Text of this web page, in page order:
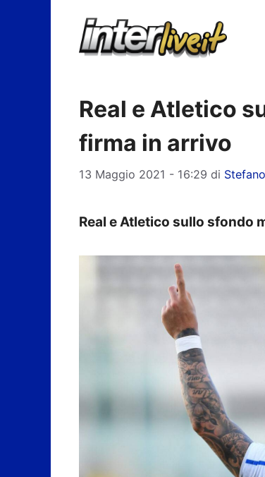
Real e Atletico
firma in arrivo
13 Maggio 2021 - 16:29 di
Real e Atletico sullo sfondo